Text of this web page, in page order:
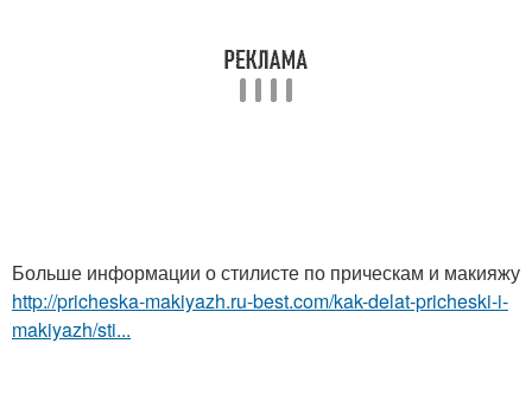
Больше информации о стилисте по прическам и макияжу
http://pricheska-makiyazh.ru-best.com/kak-delat-pricheski-i-
makiyazh/sti...